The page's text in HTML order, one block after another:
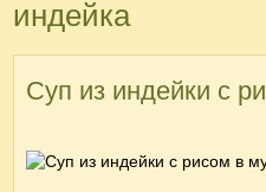
индейка
Суп из индейки с